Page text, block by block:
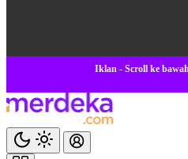
Iklan - Scroll ke